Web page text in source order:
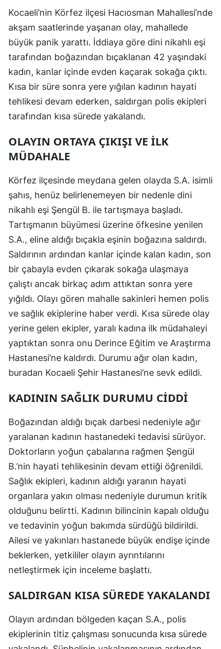
Elazığ
Erzincan
Erzurum
Eskişehir
Gaziantep
Gümüşhane
Hatay
Isparta
Mersin
İstanbul
İzmir
Kars
Kastamonu
Kırklareli
Kırşehir
Konya
Kütahya
Malatya
Manisa
Kahramanmaraş
Muğla
Muş
Rize
Sakarya
Kocaeli’nin Körfez ilçesi Hacıosman Mahallesi’nde
akşam saatlerinde yaşanan olay, mahallede
büyük panik yarattı. İddiaya göre dini nikahlı eşi
tarafından boğazından bıçaklanan 42 yaşındaki
kadın, kanlar içinde evden kaçarak sokağa çıktı.
Kısa bir süre sonra yere yığılan kadının hayati
tehlikesi devam ederken, saldırgan polis ekipleri
tarafından kısa sürede yakalandı.
OLAYIN ORTAYA ÇIKIŞI VE İLK
MÜDAHALE
Körfez ilçesinde meydana gelen olayda S.A. isimli
şahıs, henüz belirlenemeyen bir nedenle dini
nikahlı eşi Şengül B. ile tartışmaya başladı.
Tartışmanın büyümesi üzerine öfkesine yenilen
S.A., eline aldığı bıçakla eşinin boğazına saldırdı.
Saldırının ardından kanlar içinde kalan kadın, son
bir çabayla evden çıkarak sokağa ulaşmaya
çalıştı ancak birkaç adım attıktan sonra yere
yığıldı. Olayı gören mahalle sakinleri hemen polis
ve sağlık ekiplerine haber verdi. Kısa sürede olay
yerine gelen ekipler, yaralı kadına ilk müdahaleyi
yaptıktan sonra onu Derince Eğitim ve Araştırma
Hastanesi’ne kaldırdı. Durumu ağır olan kadın,
buradan Kocaeli Şehir Hastanesi’ne sevk edildi.
KADININ SAĞLIK DURUMU CIDDI
Boğazından aldığı bıçak darbesi nedeniyle ağır
yaralanan kadının hastanedeki tedavisi sürüyor.
Doktorların yoğun çabalarına rağmen Şengül
B.’nin hayati tehlikesinin devam ettiği öğrenildi.
Sağlık ekipleri, kadının aldığı yaranın hayati
organlara yakın olması nedeniyle durumun kritik
olduğunu belirtti. Kadının bilincinin kapalı olduğu
ve tedavinin yoğun bakımda sürdüğü bildirildi.
Ailesi ve yakınları hastanede büyük endişe içinde
beklerken, yetkililer olayın ayrıntılarını
netleştirmek için inceleme başlattı.
SALDIRGAN KISA SÜREDE YAKALANDI
Olayın ardından bölgeden kaçan S.A., polis
ekiplerinin titiz çalışması sonucunda kısa sürede